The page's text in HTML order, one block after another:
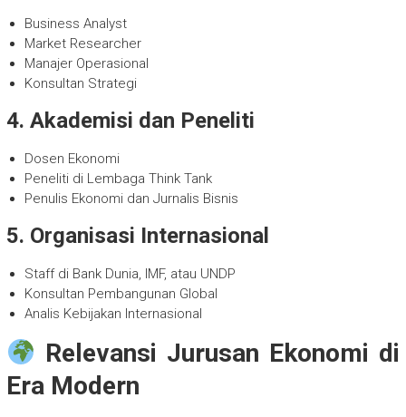
Business Analyst
Market Researcher
Manajer Operasional
Konsultan Strategi
4. Akademisi dan Peneliti
Dosen Ekonomi
Peneliti di Lembaga Think Tank
Penulis Ekonomi dan Jurnalis Bisnis
5. Organisasi Internasional
Staff di Bank Dunia, IMF, atau UNDP
Konsultan Pembangunan Global
Analis Kebijakan Internasional
Relevansi Jurusan Ekonomi di
Era Modern